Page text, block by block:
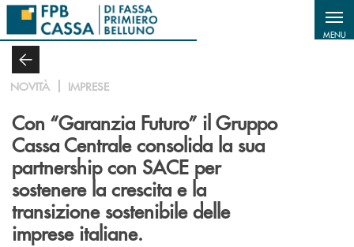
Salta al contenuto principale
MENU
NOVITÀ IMPRESE
Con “Garanzia Futuro” il Gruppo
Cassa Centrale consolida la sua
partnership con SACE per
sostenere la crescita e la
transizione sostenibile delle
imprese italiane.